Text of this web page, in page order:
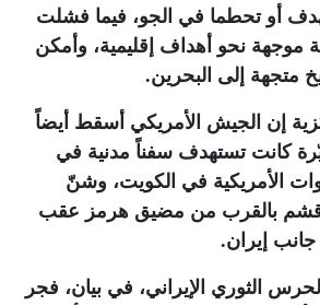
أو تحطما في الجو، فيما فشلت
موجهة نحو أهداف إقليمية، وأمكن
متجهة إلى البحرين.
إن الجيش الأمريكي أسقط أيضاً
كانت تستهدف سفناً مدنية في
الأمريكية في الكويت، وشنّ
قشم بالقرب من مضيق هرمز عقب
إيران.
الثوري الإيراني، في بيان، فجر